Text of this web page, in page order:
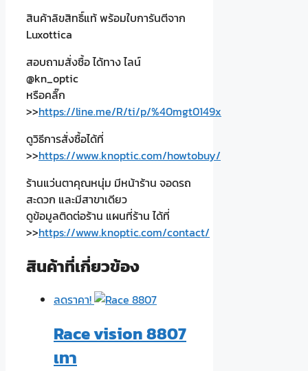
สินค้าลิขสิทธิ์แท้ พร้อมใบการันตีจาก
Luxottica
สอบถามสั่งซื้อ ได้ทาง ไลน์
@kn_optic
หรือคลิ๊ก
>>https://line.me/R/ti/p/%40mgt0149x
ดูวิธีการสั่งซื้อได้ที่
>>https://www.knoptic.com/howtobuy/
ร้านแว่นตาคุณหนุ่ม มีหน้าร้าน จอดรถ
สะดวก และมีสาขาเดียว
ดูข้อมูลติดต่อร้าน แผนที่ร้าน ได้ที่
>>https://www.knoptic.com/contact/
สินค้าที่เกี่ยวข้อง
ลดราคา!
Race vision 8807
เทา